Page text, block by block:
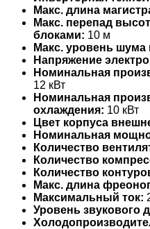
Макс. длина
Макс. перепад
блоками: 10 м
Макс. уровень шума
Напряжение
Номинальная
12 кВт
Номинальная
охлаждения: 10 кВт
Цвет корпуса
Номинальная
Количество
Количество
Количество
Макс. длина
Максимальный ток:
Уровень звукового